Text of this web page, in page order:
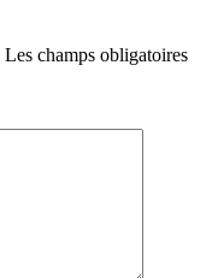
Les champs obligatoires